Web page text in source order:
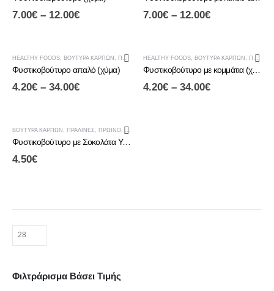
7.00€ – 12.00€ 7.00€ – 12.00€
HEALTHY FOODS, ΒΟΎΤΥΡΑ ΚΑΡΠΏΝ , ΠΡΩΙΝΟ ,ΤΑΧΊΝΙΑ & ΑΛΕΊΜΜΑΤΑ ΚΑΡΠΏΝ
Φυστικοβούτυρο απαλό (χύμα)
4.20€ – 34.00€
HEALTHY FOODS, ΒΟΎΤΥΡΑ ΚΑΡΠΏΝ , ΠΡΩΙΝΟ
Φυστικοβούτυρο με κομμάτια (χύμα)
4.20€ – 34.00€
ΒΟΎΤΥΡΑ ΚΑΡΠΏΝ , ΠΡΑΛΊΝΕΣ , ΠΡΩΙΝΟ, ΤΑΧΊΝΙΑ & ΑΛΕΊΜΜΑΤΑ ΚΑΡΠΏΝ
Φυστικοβούτυρο με Σοκολάτα Υγείας
4.50€
Φιλτράρισμα Βάσει Τιμής